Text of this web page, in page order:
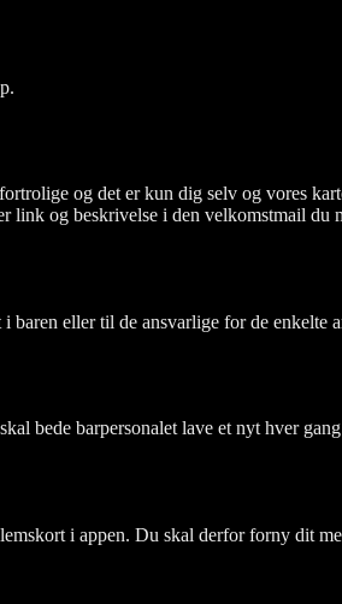
og det er kun dig selv og vores
og beskrivelse i den velkomstmail du
eller til de ansvarlige for de enkelte
bede barpersonalet lave et nyt hver
i appen. Du skal derfor forny dit